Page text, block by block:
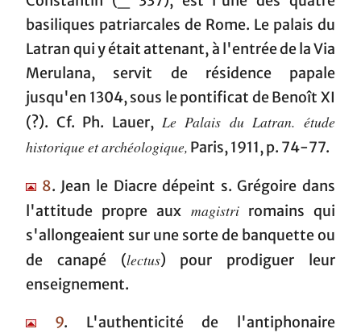
basiliques patriarcales de Rome. Le palais du
Latran qui y était attenant, à l'entrée de la Via
Merulana, servit de résidence papale
jusqu'en 1304, sous le pontificat de Benoît XI
(?). Cf. Ph. Lauer, Le Palais du Latran. étude
historique et archéologique, Paris, 1911, p. 74-77.
8. Jean le Diacre dépeint s. Grégoire dans
l'attitude propre aux magistriromains qui
s'allongeaient sur une sorte de banquette ou
de canapé (lectus) pour prodiguer leur
enseignement.
9. L'authenticité de l'antiphonaire